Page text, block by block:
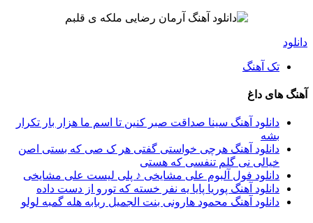
دانلود
تک آهنگ
آهنگ های داغ
دانلود آهنگ سینا صداقت صبر کنین تا اسم ما هزار بار تکرار
بشه
دانلود آهنگ هرچی خواستی گفتی هر ک صی که بستی اصن
خیالی نی گلم تنفسی که هستی
دانلود فول آلبوم علی مشایخی ♪ پلی لیست علی مشایخی
دانلود آهنگ پوریا پایا یه نفر خسته که تورو از دست داده
دانلود آهنگ محمود هارونی بنت الجمیل ربابه هله گمبه لولو